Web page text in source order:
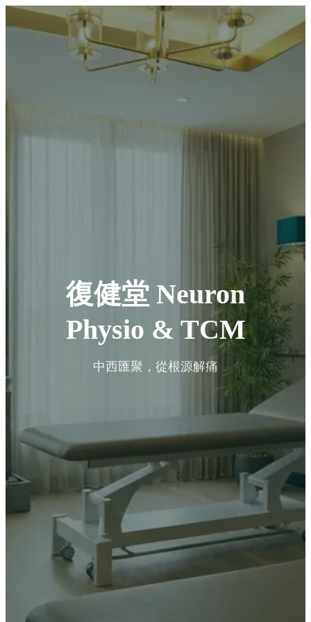
復健堂 Neuron
Physio & TCM
中西匯聚，從根源解痛